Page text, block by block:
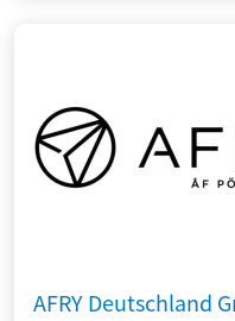
AFRY Deutschland